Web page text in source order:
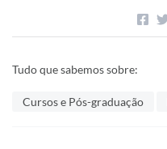
Tudo que sabemos sobre:
Cursos e Pós-graduação